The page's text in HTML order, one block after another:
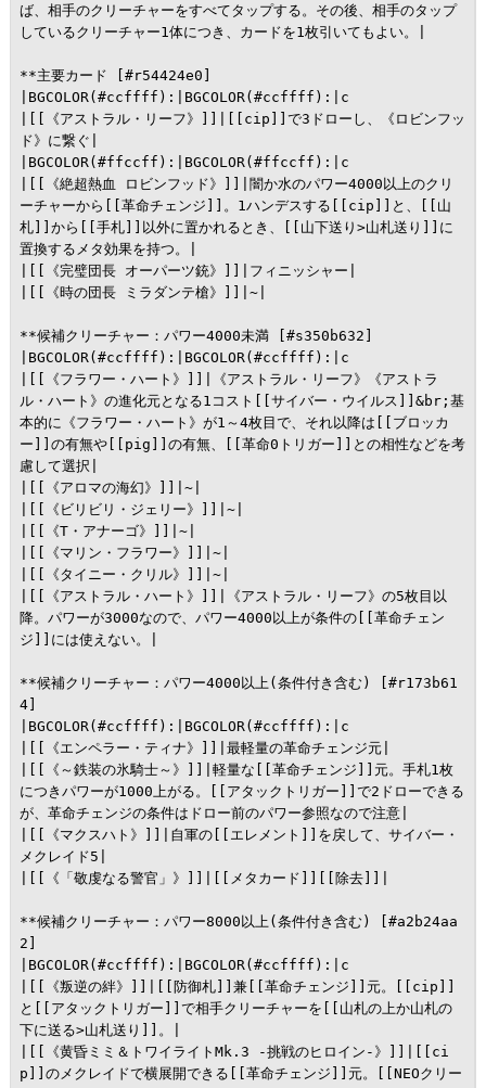
ば、相手のクリーチャーをすべてタップする。その後、相手のタップ
しているクリーチャー1体につき、カードを1枚引いてもよい。|
**主要カード [#r54424e0]
|BGCOLOR(#ccffff):|BGCOLOR(#ccffff):|c
|[[《アストラル・リーフ》]]|[[cip]]で3ドローし、《ロビンフッ
ド》に繋ぐ|
|BGCOLOR(#ffccff):|BGCOLOR(#ffccff):|c
|[[《絶超熱血 ロビンフッド》]]|闇か水のパワー4000以上のクリ
ーチャーから[[革命チェンジ]]。1ハンデスする[[cip]]と、[[山
札]]から[[手札]]以外に置かれるとき、[[山下送り>山札送り]]に
置換するメタ効果を持つ。|
|[[《完璧団長 オーパーツ銃》]]|フィニッシャー|
|[[《時の団長 ミラダンテ槍》]]|~|
**候補クリーチャー：パワー4000未満 [#s350b632]
|BGCOLOR(#ccffff):|BGCOLOR(#ccffff):|c
|[[《フラワー・ハート》]]|《アストラル・リーフ》《アストラ
ル・ハート》の進化元となる1コスト[[サイバー・ウイルス]]&br;基
本的に《フラワー・ハート》が1～4枚目で、それ以降は[[ブロッカ
ー]]の有無や[[pig]]の有無、[[革命0トリガー]]との相性などを考
慮して選択|
|[[《アロマの海幻》]]|~|
|[[《ビリビリ・ジェリー》]]|~|
|[[《T・アナーゴ》]]|~|
|[[《マリン・フラワー》]]|~|
|[[《タイニー・クリル》]]|~|
|[[《アストラル・ハート》]]|《アストラル・リーフ》の5枚目以
降。パワーが3000なので、パワー4000以上が条件の[[革命チェン
ジ]]には使えない。|
**候補クリーチャー：パワー4000以上(条件付き含む) [#r173b61
4]
|BGCOLOR(#ccffff):|BGCOLOR(#ccffff):|c
|[[《エンペラー・ティナ》]]|最軽量の革命チェンジ元|
|[[《～鉄装の氷騎士～》]]|軽量な[[革命チェンジ]]元。手札1枚
につきパワーが1000上がる。[[アタックトリガー]]で2ドローできる
が、革命チェンジの条件はドロー前のパワー参照なので注意|
|[[《マクスハト》]]|自軍の[[エレメント]]を戻して、サイバー・
メクレイド5|
|[[《「敬虔なる警官」》]]|[[メタカード]][[除去]]|
**候補クリーチャー：パワー8000以上(条件付き含む) [#a2b24aa
2]
|BGCOLOR(#ccffff):|BGCOLOR(#ccffff):|c
|[[《叛逆の絆》]]|[[防御札]]兼[[革命チェンジ]]元。[[cip]]
と[[アタックトリガー]]で相手クリーチャーを[[山札の上か山札の
下に送る>山札送り]]。|
|[[《黄昏ミミ＆トワイライトMk.3 -挑戦のヒロイン-》]]|[[ci
p]]のメクレイドで横展開できる[[革命チェンジ]]元。[[NEOクリー